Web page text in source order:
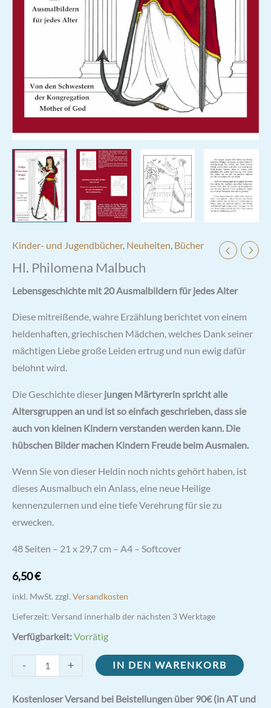
Kinder- und Jugendbücher, Neuheiten, Bücher
Hl. Philomena Malbuch
Lebensgeschichte mit 20 Ausmalbildern für jedes Alter
Diese mitreißende, wahre Erzählung berichtet von einem
heldenhaften, griechischen Mädchen, welches Dank seiner
mächtigen Liebe große Leiden ertrug und nun ewig dafür
belohnt wird.
Die Geschichte dieser jungen Märtyrerin spricht alle
Altersgruppen an und ist so einfach geschrieben, dass sie
auch von kleinen Kindern verstanden werden kann. Die
hübschen Bilder machen Kindern Freude beim Ausmalen.
Wenn Sie von dieser Heldin noch nichts gehört haben, ist
dieses Ausmalbuch ein Anlass, eine neue Heilige
kennenzulernen und eine tiefe Verehrung für sie zu
erwecken.
48 Seiten – 21 x 29,7 cm – A4 – Softcover
6,50€
inkl. MwSt. zzgl. Versandkosten
Lieferzeit: Versand innerhalb der nächsten 3 Werktage
Verfügbarkeit:Vorrätig
-
Philomena
Malbuch
+ IN DEN WARENKORB
Kostenloser Versand bei Beistellungen über 90€ (in AT und